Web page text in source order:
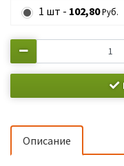
1 шт - 102,80Руб.
Описание